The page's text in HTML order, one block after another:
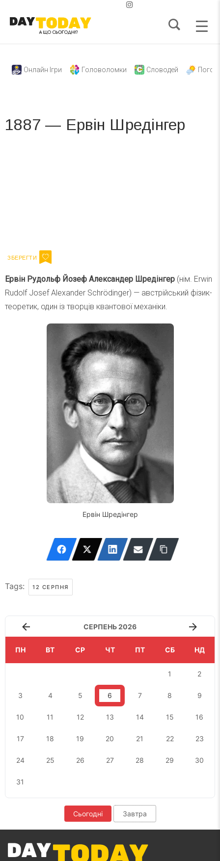
Онлайн Ігри Головоломки Словодей
1887 — Ервін Шредінгер
Ервін Рудольф Йозеф Александер Шредінгер (нім. Erwin
Rudolf Josef Alexander Schrödinger) — австрійський фізик-
теоретик, один із творців квантової механіки.
Ервін Шредінгер
Tags: 12 СЕРПНЯ
СЕРПЕНЬ 2026
ПН ВТ СР ЧТ ПТ СБ НД
1 2
3 4 5 6 7 8 9
10 11 12 13 14 15 16
17 18 19 20 21 22 23
24 25 26 27 28 29 30
31
Сьогодні Завтра